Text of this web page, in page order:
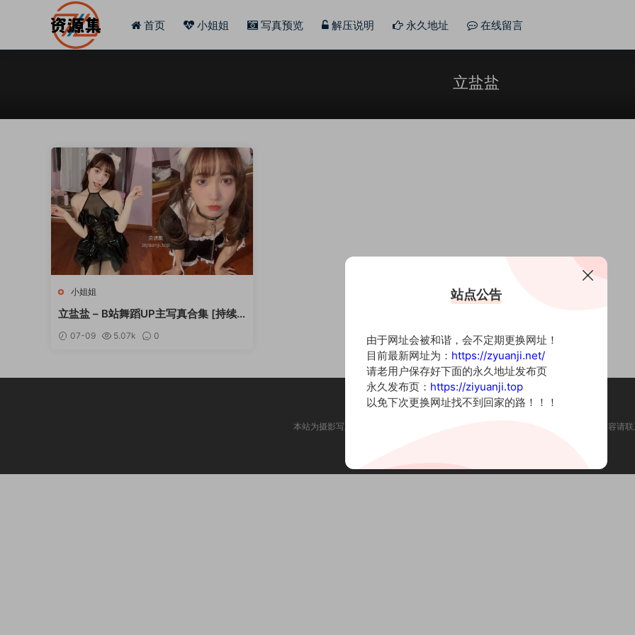
首页 小姐姐 写真预览 解压说明 永久地址 在线留言
立盐盐
小姐姐
立盐盐 – B站舞蹈UP主写真合集 [持续
07-09 5.07k 0
本站为摄影写真图片网站，内容来自网络收集整理，仅作个人学习使用。如有违法内容请
站点公告
由于网址会被和谐，会不定期更换网址！
目前最新网址为： https://zyuanji.net/
请老用户保存好下面的永久地址发布页
永久发布页： https://ziyuanji.top
以免下次更换网址找不到回家的路！！！